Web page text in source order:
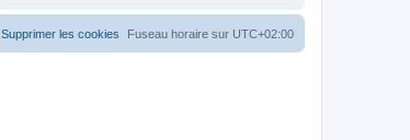
Fuseau horaire sur UTC+02:00
Supprimer les cookies